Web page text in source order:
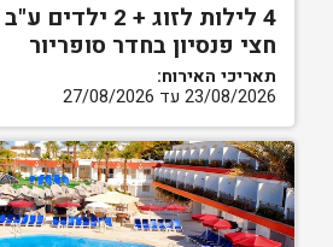
4 לילות לזוג + 2 ילדים ע"ב
חצי פנסיון בחדר סופריור
תאריכי האירוח:
23/08/2026 עד 27/08/2026